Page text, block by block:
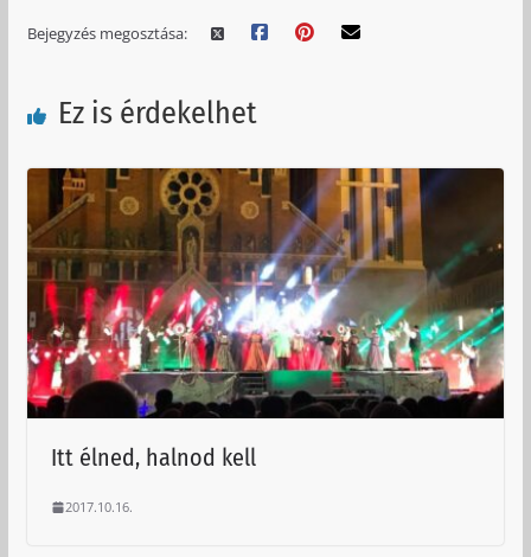
Bejegyzés megosztása:
Ez is érdekelhet
Itt élned, halnod kell
2017.10.16.